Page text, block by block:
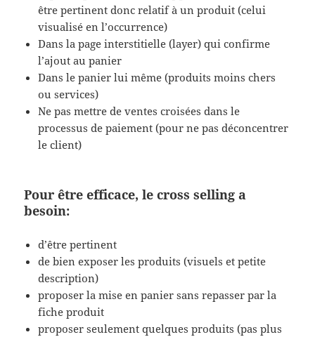
être pertinent donc relatif à un produit (celui
visualisé en l’occurrence)
Dans la page interstitielle (layer) qui confirme
l’ajout au panier
Dans le panier lui même (produits moins chers
ou services)
Ne pas mettre de ventes croisées dans le
processus de paiement (pour ne pas déconcentrer
le client)
Pour être efficace, le cross selling a
besoin:
d’être pertinent
de bien exposer les produits (visuels et petite
description)
proposer la mise en panier sans repasser par la
fiche produit
proposer seulement quelques produits (pas plus